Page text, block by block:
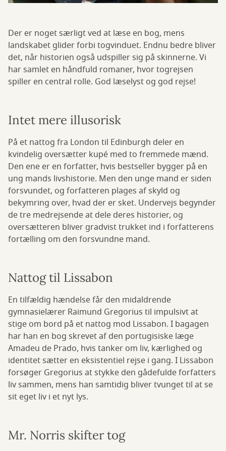
Der er noget særligt ved at læse en bog, mens
landskabet glider forbi togvinduet. Endnu bedre bliver
det, når historien også udspiller sig på skinnerne. Vi
har samlet en håndfuld romaner, hvor togrejsen
spiller en central rolle. God læselyst og god rejse!
Intet mere illusorisk
På et nattog fra London til Edinburgh deler en
kvindelig oversætter kupé med to fremmede mænd.
Den ene er en forfatter, hvis bestseller bygger på en
ung mands livshistorie. Men den unge mand er siden
forsvundet, og forfatteren plages af skyld og
bekymring over, hvad der er sket. Undervejs begynder
de tre medrejsende at dele deres historier, og
oversætteren bliver gradvist trukket ind i forfatterens
fortælling om den forsvundne mand.
Nattog til Lissabon
En tilfældig hændelse får den midaldrende
gymnasielærer Raimund Gregorius til impulsivt at
stige om bord på et nattog mod Lissabon. I bagagen
har han en bog skrevet af den portugisiske læge
Amadeu de Prado, hvis tanker om liv, kærlighed og
identitet sætter en eksistentiel rejse i gang. I Lissabon
forsøger Gregorius at stykke den gådefulde forfatters
liv sammen, mens han samtidig bliver tvunget til at se
sit eget liv i et nyt lys.
Mr. Norris skifter tog